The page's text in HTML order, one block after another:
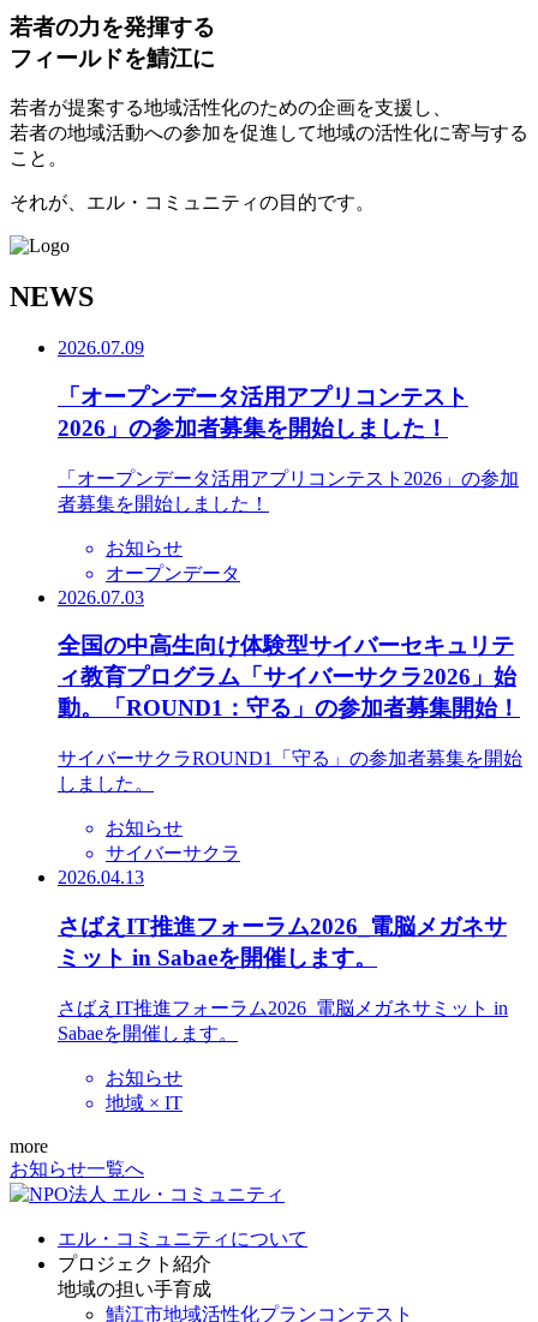
若者の力を発揮する
フィールドを鯖江に
若者が提案する地域活性化のための企画を支援し、
若者の地域活動への参加を促進して地域の活性化に寄与する
こと。
それが、エル・コミュニティの目的です。
NEWS
2026.07.09
「オープンデータ活用アプリコンテスト
2026」の参加者募集を開始しました！
「オープンデータ活用アプリコンテスト2026」の参加
者募集を開始しました！
お知らせ
オープンデータ
2026.07.03
全国の中高生向け体験型サイバーセキュリテ
ィ教育プログラム「サイバーサクラ2026」始
動。「ROUND1：守る」の参加者募集開始！
サイバーサクラROUND1「守る」の参加者募集を開始
しました。
お知らせ
サイバーサクラ
2026.04.13
さばえIT推進フォーラム2026_電脳メガネサ
ミット in Sabaeを開催します。
さばえIT推進フォーラム2026_電脳メガネサミット in
Sabaeを開催します。
お知らせ
地域 × IT
more
お知らせ一覧へ
エル・コミュニティについて
プロジェクト紹介
地域の担い手育成
鯖江市地域活性化プランコンテスト